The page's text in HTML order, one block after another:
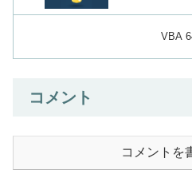
VBA
コメント
コメントを